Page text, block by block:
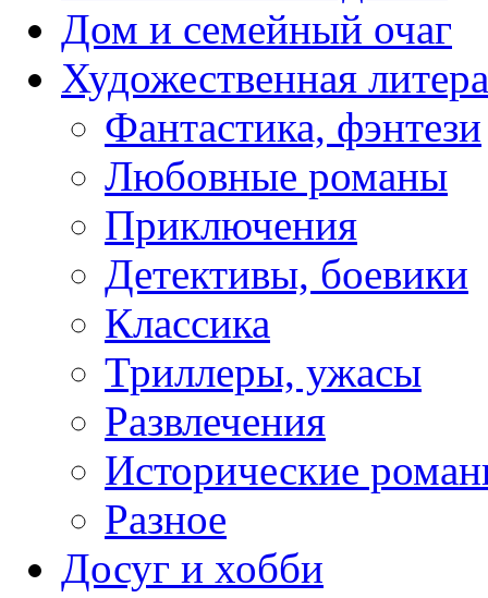
Дом и семейный очаг
Художественная
Фантастика, фэнтези
Любовные романы
Приключения
Детективы, боевики
Классика
Триллеры, ужасы
Развлечения
Исторические
Разное
Досуг и хобби